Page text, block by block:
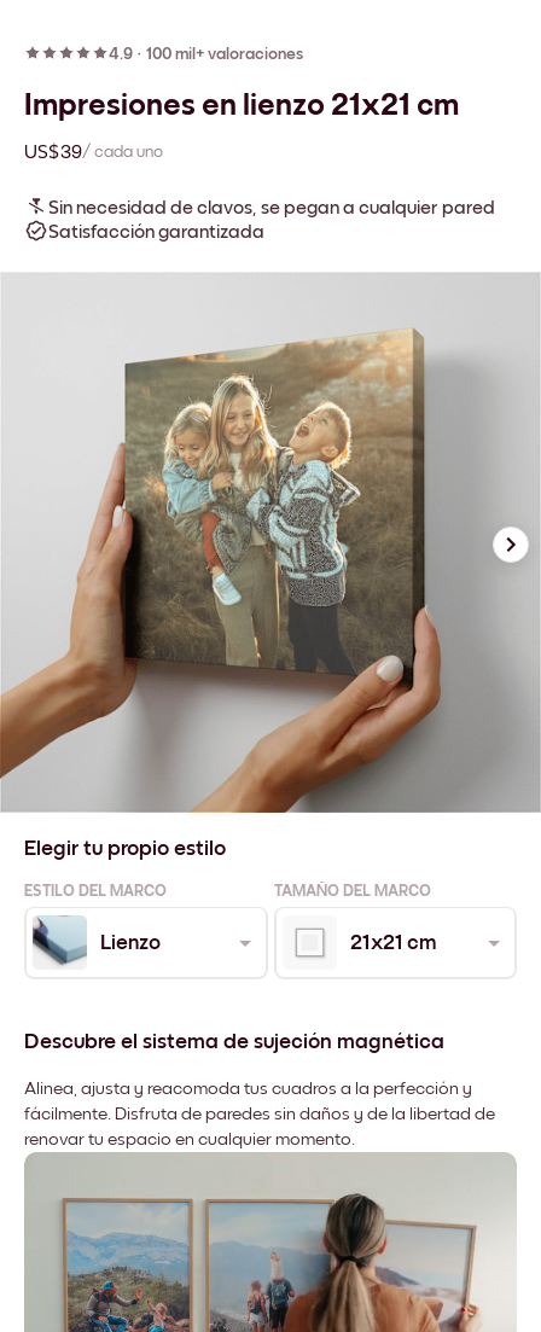
4.9 · 100 mil+ valoraciones
Impresiones en lienzo 21x21 cm
US$39/ cada uno
Sin necesidad de clavos, se pegan a cualquier pared
Satisfacción garantizada
Elegir tu propio estilo
ESTILO DEL MARCO TAMAÑO DEL MARCO
Lienzo 21x21 cm
Descubre el sistema de sujeción magnética
Alinea, ajusta y reacomoda tus cuadros a la perfección y
fácilmente. Disfruta de paredes sin daños y de la libertad de
renovar tu espacio en cualquier momento.